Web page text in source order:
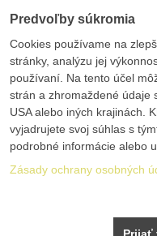
Predvoľby súkromia
Cookies používame na
stránky, analýzu jej
používaní. Na tento účel
strán a zhromaždené údaje
USA alebo iných krajinách.
vyjadrujete svoj súhlas s
podrobné informácie alebo
Zásady ochrany osobných